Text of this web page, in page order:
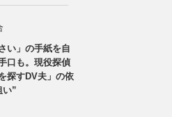
い」の手紙を自
口も。現役探偵
探すDV夫」の依
い”